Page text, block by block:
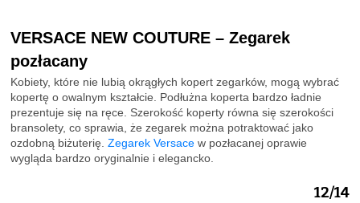
VERSACE NEW COUTURE – Zegarek
pozłacany
Kobiety, które nie lubią okrągłych kopert zegarków, mogą wybrać
kopertę o owalnym kształcie. Podłużna koperta bardzo ładnie
prezentuje się na ręce. Szerokość koperty równa się szerokości
bransolety, co sprawia, że zegarek można potraktować jako
ozdobną biżuterię. Zegarek Versace w pozłacanej oprawie
wygląda bardzo oryginalnie i elegancko.
12/14